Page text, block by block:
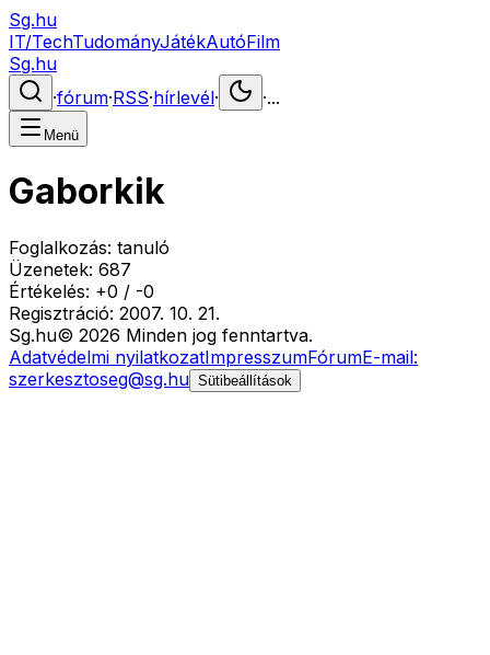
Sg.hu
IT/TechTudományJátékAutóFilm
Sg.hu
·fórum·RSS·hírlevél· ·...
Menü
Gaborkik
Foglalkozás: tanuló
Üzenetek: 687
Értékelés: +0 / -0
Regisztráció: 2007. 10. 21.
Sg.hu© 2026 Minden jog fenntartva.
Adatvédelmi nyilatkozatImpresszumFórumE-mail:
szerkesztoseg@sg.hu Sütibeállítások